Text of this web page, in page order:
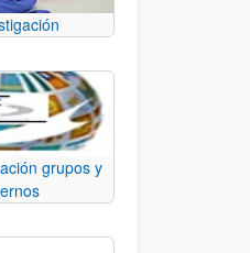
grupos y